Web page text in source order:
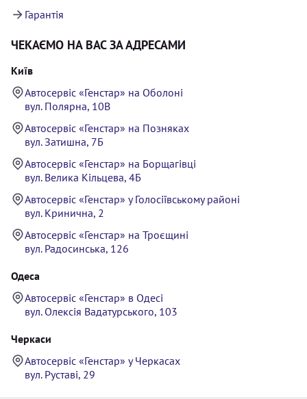
Гарантія
ЧЕКАЄМО НА ВАС ЗА АДРЕСАМИ
Київ
Автосервіс «Генстар» на Оболоні
вул. Полярна, 10В
Автосервіс «Генстар» на Позняках
вул. Затишна, 7Б
Автосервіс «Генстар» на Борщагівці
вул. Велика Кільцева, 4Б
Автосервіс «Генстар» у Голосіївському районі
вул. Кринична, 2
Автосервіс «Генстар» на Троєщині
вул. Радосинська, 126
Одеса
Автосервіс «Генстар» в Одесі
вул. Олексія Вадатурського, 103
Черкаси
Автосервіс «Генстар» у Черкасах
вул. Руставі, 29